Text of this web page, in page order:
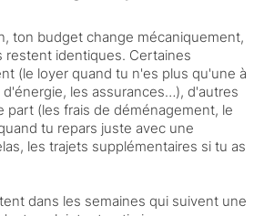
ton budget change mécaniquement,
restent identiques. Certaines
(le loyer quand tu n'es plus qu'une à
d'énergie, les assurances…), d'autres
part (les frais de déménagement, le
tu repars juste avec une
les trajets supplémentaires si tu as
dans les semaines qui suivent une